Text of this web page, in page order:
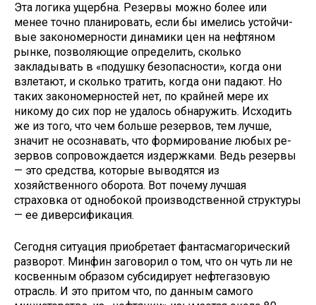
Эта логика ущербна. Резервы можно более или
менее точно пла­нировать, если бы имелись устойчи­
вые закономерности динамики цен на нефтяном
рынке, позволяющие определить, сколько
закладывать в «подушку безопасности», когда они
взлетают, и сколько тратить, когда они падают. Но
таких закономерно­стей нет, по крайней мере их
никому до сих пор не удалось обнаружить. Исходить
же из того, что чем больше резервов, тем лучше,
значит не осоз­навать, что формирование любых ре­
зервов сопровождается издержками. Ведь резервы
— это средства, которые выводятся из
хозяйственного оборо­та. Вот почему лучшая
страховка от однобокой производственной струк­туры
— ее диверсификация.
Сегодня ситуация приобретает фантасмагорический
разворот. Мин­фин заговорил о том, что он чуть ли не
косвенным образом субсидирует нефтегазовую
отрасль. И это притом что, по данным самого